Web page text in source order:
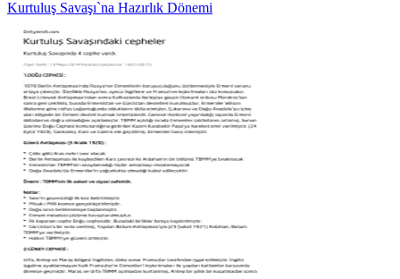
Kurtuluş Savaşı`na Hazırlık Dönemi